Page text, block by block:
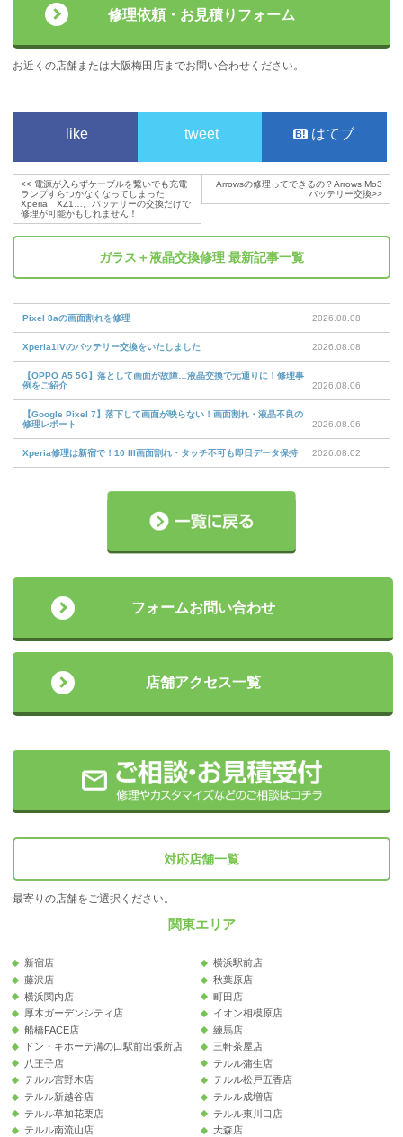
修理依頼・お見積りフォーム
お近くの店舗または大阪梅田店までお問い合わせください。
like tweet はてブ
<< 電源が入らずケーブルを繋いでも充電
ランプすらつかなくなってしまった
Xperia XZ1…。バッテリーの交換だけで
修理が可能かもしれません！
Arrowsの修理ってできるの？Arrows Mo3
バッテリー交換>>
ガラス＋液晶交換修理 最新記事一覧
Pixel 8aの画面割れを修理 2026.08.08
Xperia1IVのバッテリー交換をいたしました 2026.08.08
【OPPO A5 5G】落として画面が故障…液晶交換で元通りに！修理事
例をご紹介
2026.08.06
【Google Pixel 7】落下して画面が映らない！画面割れ・液晶不良の
修理レポート
2026.08.06
Xperia修理は新宿で！10 III画面割れ・タッチ不可も即日データ保持 2026.08.02
フォームお問い合わせ
店舗アクセス一覧
対応店舗一覧
最寄りの店舗をご選択ください。
関東エリア
新宿店
横浜駅前店
藤沢店
秋葉原店
横浜関内店
町田店
厚木ガーデンシティ店
イオン相模原店
船橋FACE店
練馬店
ドン・キホーテ溝の口駅前出張所店
三軒茶屋店
八王子店
テルル蒲生店
テルル宮野木店
テルル松戸五香店
テルル新越谷店
テルル成増店
テルル草加花栗店
テルル東川口店
テルル南流山店
大森店